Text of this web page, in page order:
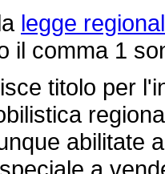
legge
il comma 1
titolo per
abilitate